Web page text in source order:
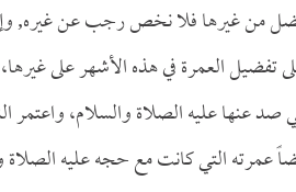
من غيرها فلا نخص رجب عن غيره,
تفضيل العمرة في هذه الأشهر على
صد عنها عليه الصلاة والسلام، واعتمر
عمرته التي كانت مع حجه عليه الصلاة